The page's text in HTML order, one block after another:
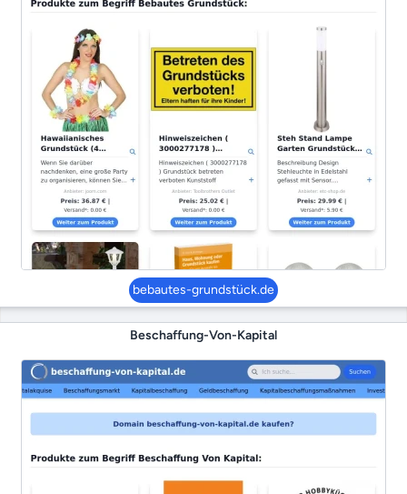
bebautes-grundstück.de
Beschaffung-Von-Kapital